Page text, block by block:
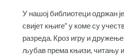
У нашој библиотеци одржан
свијет књиге“ у коме су
разреда. Кроз игру и
љубав према књизи, читању